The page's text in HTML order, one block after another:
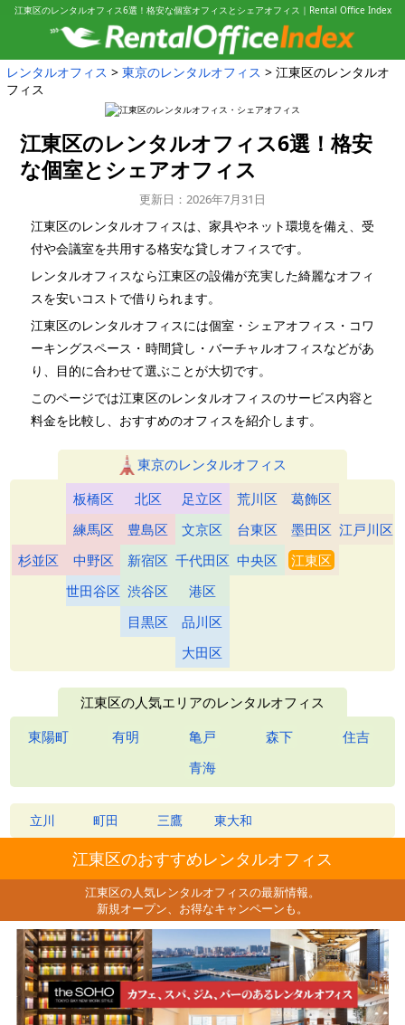
江東区のレンタルオフィス6選！格安な個室オフィスとシェアオフィス｜Rental Office Index
レンタルオフィス 東京のレンタルオフィス
江東区のレンタルオ
フィス
江東区のレンタルオフィス6選！格安
な個室とシェアオフィス
更新日：2026年7月31日
江東区のレンタルオフィスは、家具やネット環境を備え、受
付や会議室を共用する格安な貸しオフィスです。
レンタルオフィスなら江東区の設備が充実した綺麗なオフィ
スを安いコストで借りられます。
江東区のレンタルオフィスには個室・シェアオフィス・コワ
ーキングスペース・時間貸し・バーチャルオフィスなどがあ
り、目的に合わせて選ぶことが大切です。
このページでは江東区のレンタルオフィスのサービス内容と
料金を比較し、おすすめのオフィスを紹介します。
立川 町田 三鷹 東大和
東京のレンタルオフィス
板橋区
北区 足立区 荒川区
葛飾区
練馬区
豊島区 文京区 台東区 墨田区 江戸川区
杉並区
中野区 新宿区 千代田区 中央区
江東区
世田谷区 渋谷区
港区
目黒区
品川区
大田区
江東区の人気エリアのレンタルオフィス
東陽町
有明 亀戸 森下
住吉
青海
江東区のおすすめレンタルオフィス
江東区の人気レンタルオフィスの最新情報。
新規オープン、お得なキャンペーンも。